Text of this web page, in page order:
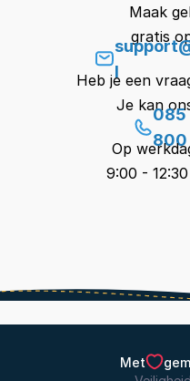
Maak
gratis
l
Heb je een
Je kan085
800
Op
9:00 -
Met